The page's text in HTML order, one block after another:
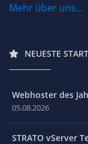
Mehr über uns...
NEUESTE
Webhoster des
05.08.2026
STRATO vServer